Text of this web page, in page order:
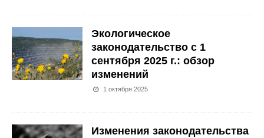
Экологическое
законодательство с 1
сентября 2025 г.: обзор
изменений
1 октября 2025
Изменения законодательства